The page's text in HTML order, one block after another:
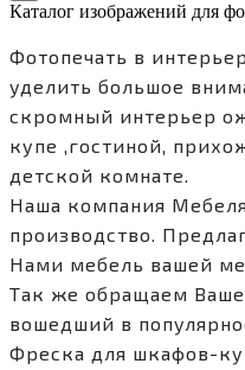
Каталог изображений для
Фотопечать в
уделить большое
скромный интерьер
купе ,гостиной,
детской комнате.
Наша компания
производство.
Нами мебель вашей
Так же обращаем
вошедший в
Фреска для шкафов-